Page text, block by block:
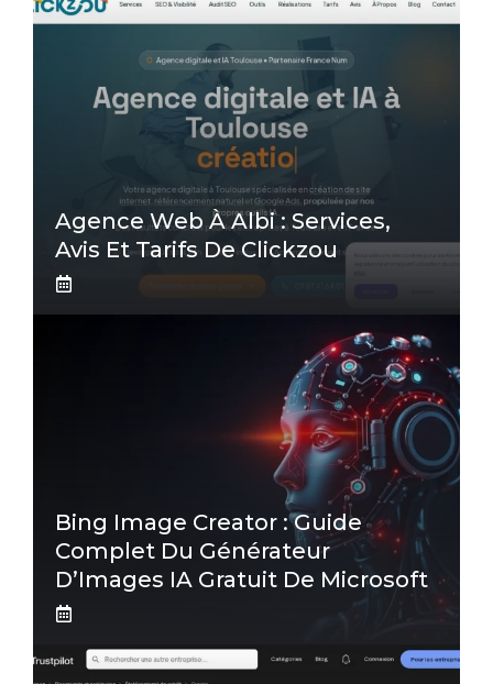
Agence Web À Albi : Services,
Avis Et Tarifs De Clickzou
Bing Image Creator : Guide
Complet Du Générateur
D’Images IA Gratuit De Microsoft